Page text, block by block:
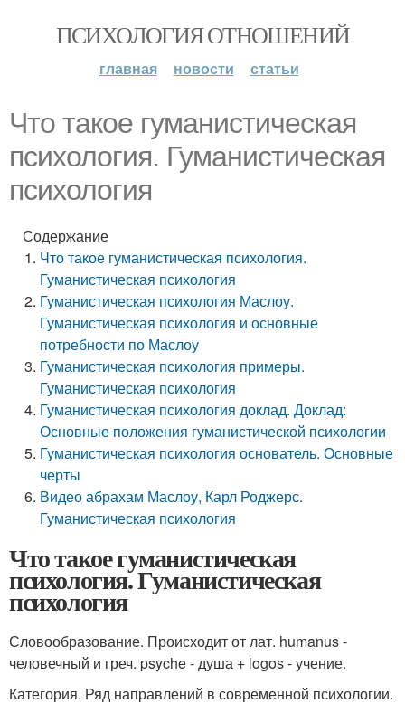
ПСИХОЛОГИЯ ОТНОШЕНИЙ
главная новости статьи
Что такое гуманистическая
психология. Гуманистическая
психология
Содержание
Что такое гуманистическая психология.
Гуманистическая психология
Гуманистическая психология Маслоу.
Гуманистическая психология и основные
потребности по Маслоу
Гуманистическая психология примеры.
Гуманистическая психология
Гуманистическая психология доклад. Доклад:
Основные положения гуманистической психологии
Гуманистическая психология основатель. Основные
черты
Видео абрахам Маслоу, Карл Роджерс.
Гуманистическая психология
Что такое гуманистическая
психология. Гуманистическая
психология
Словообразование. Происходит от лат. humanus -
человечный и греч. psyche - душа + logos - учение.
Категория. Ряд направлений в современной психологии.